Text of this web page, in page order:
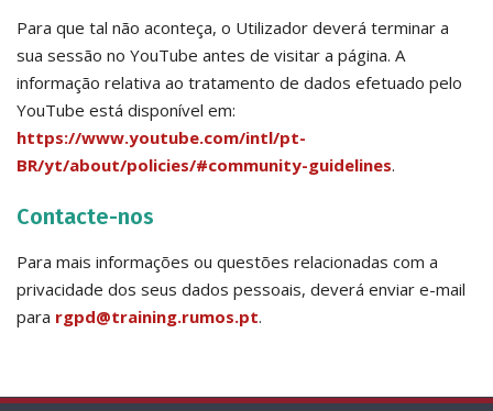
Para que tal não aconteça, o Utilizador deverá terminar a
sua sessão no YouTube antes de visitar a página. A
informação relativa ao tratamento de dados efetuado pelo
YouTube está disponível em:
https://www.youtube.com/intl/pt-
BR/yt/about/policies/#community-guidelines.
Contacte-nos
Para mais informações ou questões relacionadas com a
privacidade dos seus dados pessoais, deverá enviar e-mail
para rgpd@training.rumos.pt.